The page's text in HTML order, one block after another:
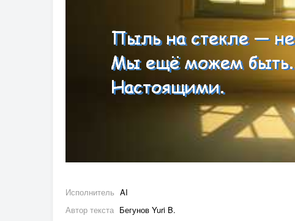
Исполнитель AI
Автор текста Бегунов Yuri B.